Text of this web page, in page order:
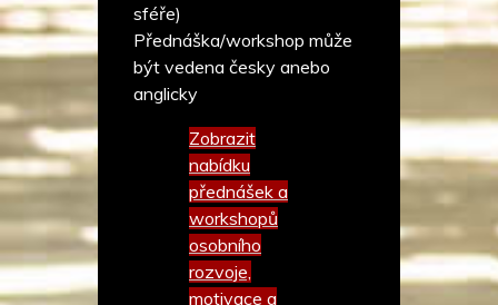
sféře)
Přednáška/workshop může
být vedena česky anebo
anglicky
Zobrazit
nabídku
přednášek a
workshopů
osobního
rozvoje,
motivace a